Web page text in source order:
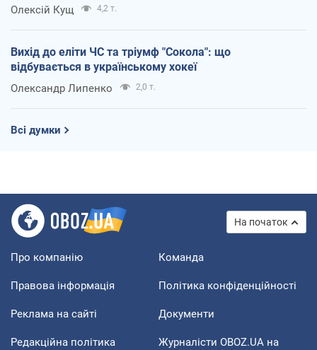
Олексій Кущ 4,2 т.
Вихід до еліти ЧС та тріумф "Сокола": що
відбувається в українському хокеї
Олександр Липенко 2,0 т.
Всі думки
На початок
Про компанію Команда
Правова інформація Політика конфіденційності
Реклама на сайті Документи
Редакційна політика
Журналісти OBOZ.UA на